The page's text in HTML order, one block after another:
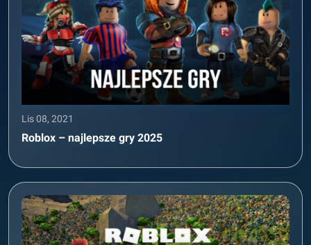
Lis 08, 2021
Roblox – najlepsze gry 2025